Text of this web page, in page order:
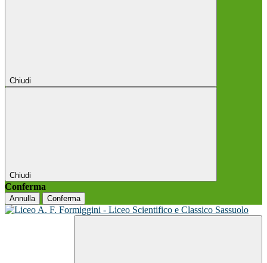
Chiudi
Chiudi
Conferma
Annulla Conferma